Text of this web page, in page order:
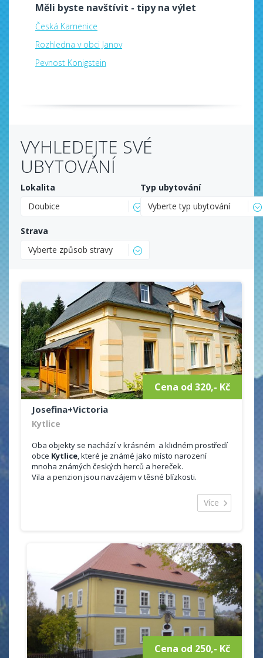
Měli byste navštívit - tipy na výlet
Česká Kamenice
Rozhledna v obci Janov
Pevnost Konigstein
VYHLEDEJTE SVÉ
UBYTOVÁNÍ
Lokalita
Doubice
Typ ubytování
Vyberte typ ubytování
Strava
Vyberte způsob stravy
Cena od 320,- Kč
Josefina+Victoria
Kytlice
Oba objekty se nachází v krásném a klidném prostředí
obce Kytlice, které je známé jako místo narození
mnoha známých českých herců a hereček.
Vila a penzion jsou navzájem v těsné blízkosti.
V objektu je možno se ubytovat ve 2x dvoulůžkovém
pokoji s možností přistýlky, kde každý pokoj má své
Dále koupelna se sprchovým koutem, toaletou.
Připojení k internetu.
Odpočinout si můžete na venkovním posezení, kde je
možnost grilování.
PENZION VICTORIA
Penzion nabízí 2x dvoulůžkový pokoj a 1x šestilůžkový
pokoj.
I zde je součástí penzionu vybavená kuchyně (sporák,
lednice, mikrovlnná trouba a veškeré nádobí). Společný
Více
Cena od 250,- Kč